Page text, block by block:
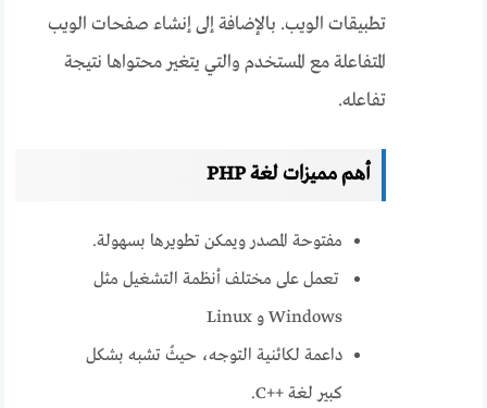
تطبيقات الويب. بالإضافة إلى إنشاء صفحات الويب
المتفاعلة مع المستخدم والتي يتغير محتواها نتيجة
تفاعله.
أهم مميزات لغة PHP
مفتوحة المصدر ويمكن تطويرها بسهولة.
تعمل على مختلف أنظمة التشغيل مثل
Windows و Linux
داعمة لكائنية التوجه، حيثُ تشبه بشكل
كبير لغة ++C.